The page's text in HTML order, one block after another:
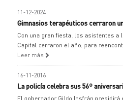
11-12-2024
Gimnasios terapéuticos cerraron
Con una gran fiesta, los asistentes a
Capital cerraron el año, para
Leer más
16-11-2016
La policía celebra sus 56º
El gobernador Gildo Insfrán presidirá